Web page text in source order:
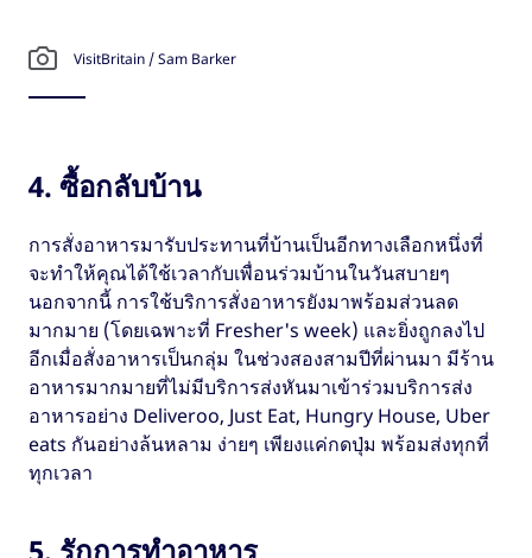
VisitBritain / Sam Barker
4. ซื้อกลับบ้าน
การสั่งอาหารมารับประทานที่บ้านเป็นอีกทางเลือกหนึ่งที่
จะทำให้คุณได้ใช้เวลากับเพื่อนร่วมบ้านในวันสบายๆ
นอกจากนี้ การใช้บริการสั่งอาหารยังมาพร้อมส่วนลด
มากมาย (โดยเฉพาะที่ Fresher's week) และยิ่งถูกลงไป
อีกเมื่อสั่งอาหารเป็นกลุ่ม ในช่วงสองสามปีที่ผ่านมา มีร้าน
อาหารมากมายที่ไม่มีบริการส่งหันมาเข้าร่วมบริการส่ง
อาหารอย่าง Deliveroo, Just Eat, Hungry House, Uber
eats กันอย่างล้นหลาม ง่ายๆ เพียงแค่กดปุ่ม พร้อมส่งทุกที่
ทุกเวลา